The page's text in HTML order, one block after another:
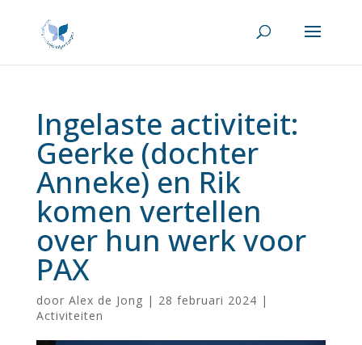
Ingelaste activiteit:
Geerke (dochter
Anneke) en Rik
komen vertellen
over hun werk voor
PAX
door Alex de Jong | 28 februari 2024 |
Activiteiten